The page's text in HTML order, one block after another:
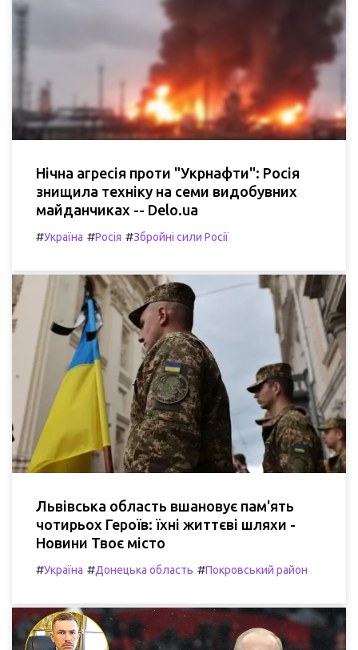
Нічна агресія проти "Укрнафти": Росія
знищила техніку на семи видобувних
майданчиках -- Delo.ua
#Україна #Росія #Збройні сили Росії
Львівська область вшановує пам'ять
чотирьох Героїв: їхні життєві шляхи -
Новини Твоє місто
#Україна #Донецька область #Покровський район